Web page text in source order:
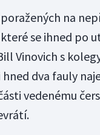
na
se ihned po
Vinovich s
dva fauly
vedenému